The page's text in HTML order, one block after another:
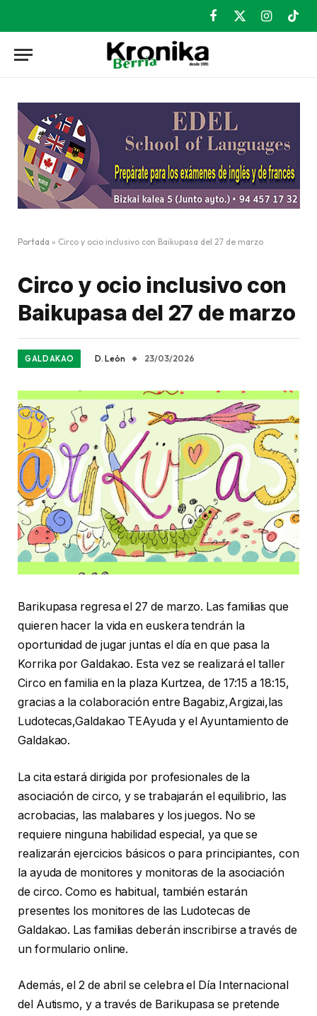
Facebook
X
Instagram
Portada » Circo y ocio inclusivo con Baikupasa del 27 de marzo
Circo y ocio inclusivo con
Baikupasa del 27 de marzo
GALDAKAO D. León 23/03/2026
Barikupasa regresa el 27 de marzo. Las familias que
quieren hacer la vida en euskera tendrán la
oportunidad de jugar juntas el día en que pasa la
Korrika por Galdakao. Esta vez se realizará el taller
Circo en familia en la plaza Kurtzea, de 17:15 a 18:15,
gracias a la colaboración entre Bagabiz,Argizai,las
Ludotecas,Galdakao TEAyuda y el Ayuntamiento de
Galdakao.
La cita estará dirigida por profesionales de la
asociación de circo, y se trabajarán el equilibrio, las
acrobacias, las malabares y los juegos. No se
requiere ninguna habilidad especial, ya que se
realizarán ejercicios básicos o para principiantes, con
la ayuda de monitores y monitoras de la asociación
de circo. Como es habitual, también estarán
presentes los monitores de las Ludotecas de
Galdakao. Las familias deberán inscribirse a través de
un formulario online.
Además, el 2 de abril se celebra el Día Internacional
del Autismo, y a través de Barikupasa se pretende